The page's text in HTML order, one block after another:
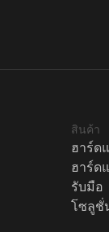
สินค้า
ฮาร์ด
ฮาร์ด
รับมือ
โซลูชั่